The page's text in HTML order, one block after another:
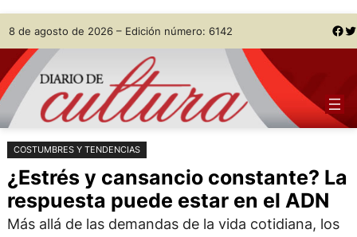
Saltar
al
contenido
Skip
to
content
8 de agosto de 2026 – Edición número: 6142 Facebook Twitter
COSTUMBRES Y TENDENCIAS
¿Estrés y cansancio constante? La
respuesta puede estar en el ADN
Más allá de las demandas de la vida cotidiana, los